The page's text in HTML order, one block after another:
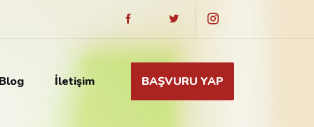
İletişim BAŞVURU YAP